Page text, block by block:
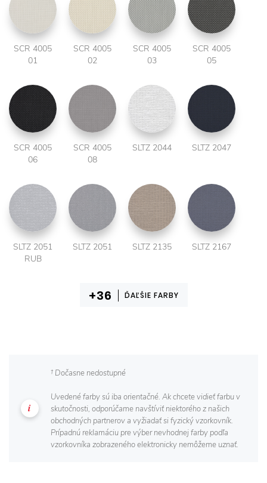
SCR 4005
01
SCR 4005
02
SCR 4005
03
SCR 4005
05
SCR 4005
06
SCR 4005
08
SLTZ 2044 SLTZ 2047
SLTZ 2051
RUB
SLTZ 2051 SLTZ 2135 SLTZ 2167
ĎAĽŠIE FARBY
† Dočasne nedostupné
Uvedené farby sú iba orientačné. Ak chcete vidieť farbu v
skutočnosti, odporúčame navštíviť niektorého z našich
obchodných partnerov a vyžiadať si fyzický vzorkovník.
Prípadnú reklamáciu pre výber nevhodnej farby podľa
vzorkovníka zobrazeného elektronicky nemôžeme uznať.